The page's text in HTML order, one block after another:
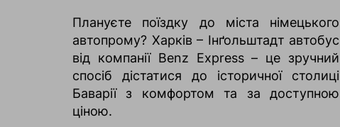
Плануєте поїздку до міста німецького
автопрому? Харків – Інґольштадт автобус
від компанії Benz Express – це зручний
спосіб дістатися до історичної столиці
Баварії з комфортом та за доступною
ціною.